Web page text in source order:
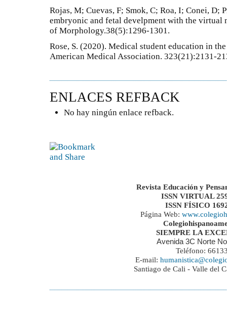
Rojas, M; Cuevas, F; Smok, C; Roa, I; Conei, D;
embryonic and fetal develpment with the virtual
of Morphology.38(5):1296-1301.
Rose, S. (2020). Medical student education in
American Medical Association. 323(21):2131-
ENLACES REFBACK
No hay ningún enlace refback.
Revista Educación y
ISSN VIRTUAL
ISSN FÍSICO
Página Web:
SIEMPRE LA
Avenida 3C Norte
Teléfono:
E-mail:
Santiago de Cali - Valle del